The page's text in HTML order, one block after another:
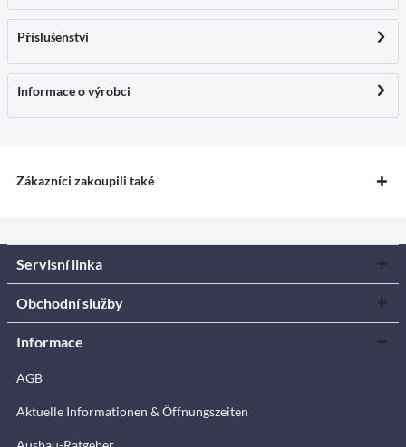
Příslušenství
Informace o výrobci
Zákazníci zakoupili také
Servisní linka
Obchodní služby
Informace
AGB
Aktuelle Informationen & Öffnungszeiten